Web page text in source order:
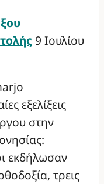
9 Ιουλίου
εξελίξεις
στην
εκδήλωσαν
τρεις